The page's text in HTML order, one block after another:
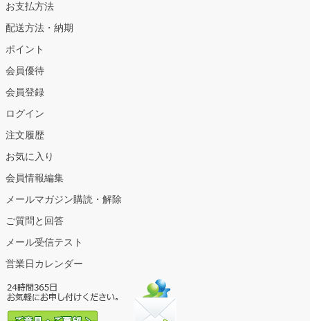
お支払方法
配送方法・納期
ポイント
会員優待
会員登録
ログイン
注文履歴
お気に入り
会員情報編集
メールマガジン購読・解除
ご質問と回答
メール受信テスト
営業日カレンダー